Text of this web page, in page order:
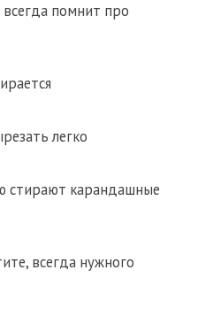
помнит про
легко
стирают карандашные
всегда нужного